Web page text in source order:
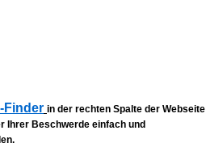
Finder in der rechten Spalte der Webseite
Ihrer Beschwerde einfach und